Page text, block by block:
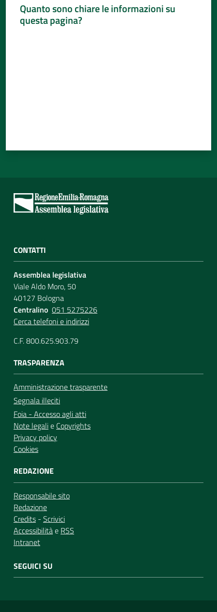
Quanto sono chiare le informazioni su
questa pagina?
CONTATTI
Assemblea legislativa
Viale Aldo Moro, 50
40127 Bologna
Centralino 051 5275226
Cerca telefoni e indirizzi
C.F. 800.625.903.79
TRASPARENZA
Amministrazione trasparente
Segnala illeciti
Foia - Accesso agli atti
Note legalie Copyrights
Privacy policy
Cookies
REDAZIONE
Responsabile sito
Redazione
Credits - Scrivici
Accessibilitàe RSS
Intranet
SEGUICI SU